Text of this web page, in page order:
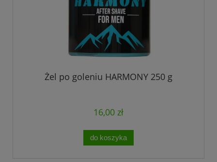
Żel po goleniu HARMONY 250 g
16,00 zł
do koszyka